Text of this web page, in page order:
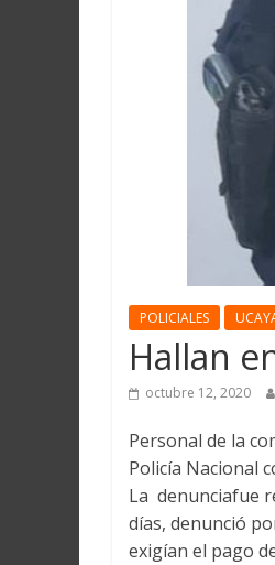
POLICIALES
Hallan
octubre 12, 2020
Personal de la
Policía Nacional
La denunciafue
días, denunció
exigían el pago